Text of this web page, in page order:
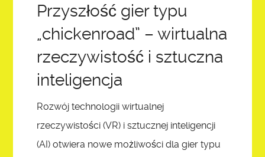
Przyszłość gier typu
„chickenroad” – wirtualna
rzeczywistość i sztuczna
inteligencja
Rozwój technologii wirtualnej
rzeczywistości (VR) i sztucznej inteligencji
(AI) otwiera nowe możliwości dla gier typu